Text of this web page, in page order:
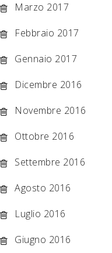
Marzo 2017
Febbraio 2017
Gennaio 2017
Dicembre 2016
Novembre 2016
Ottobre 2016
Settembre 2016
Agosto 2016
Luglio 2016
Giugno 2016